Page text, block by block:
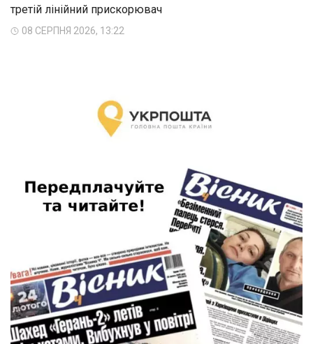
третій лінійний прискорювач
08 СЕРПНЯ 2026, 13:22